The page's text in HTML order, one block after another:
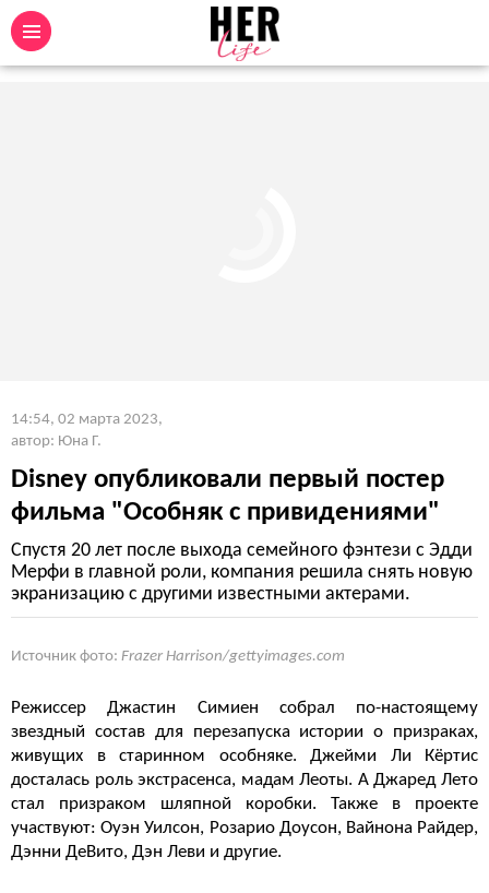
14:54, 02 марта 2023,
автор: Юна Г.
Disney опубликовали первый постер
фильма "Особняк с привидениями"
Спустя 20 лет после выхода семейного фэнтези с Эдди
Мерфи в главной роли, компания решила снять новую
экранизацию с другими известными актерами.
Источник фото: Frazer Harrison/gettyimages.com
Режиссер Джастин Симиен собрал по-настоящему
звездный состав для перезапуска истории о призраках,
живущих в старинном особняке. Джейми Ли Кёртис
досталась роль экстрасенса, мадам Леоты. А Джаред Лето
стал призраком шляпной коробки. Также в проекте
участвуют: Оуэн Уилсон, Розарио Доусон, Вайнона Райдер,
Дэнни ДеВито, Дэн Леви и другие.